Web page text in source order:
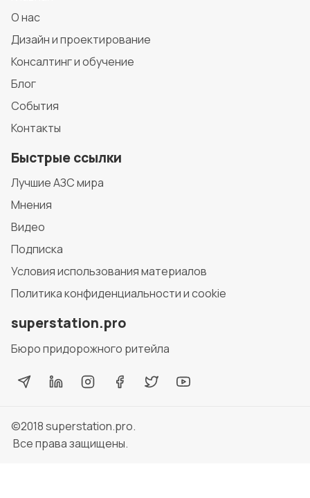
О нас
Дизайн и проектирование
Консалтинг и обучение
Блог
События
Контакты
Быстрые ссылки
Лучшие АЗС мира
Мнения
Видео
Подписка
Условия использования материалов
Политика конфиденциальности и cookie
superstation.pro
Бюро придорожного ритейла
©2018superstation.pro.
Все права защищены.